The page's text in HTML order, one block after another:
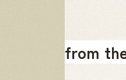
EKIKARA from